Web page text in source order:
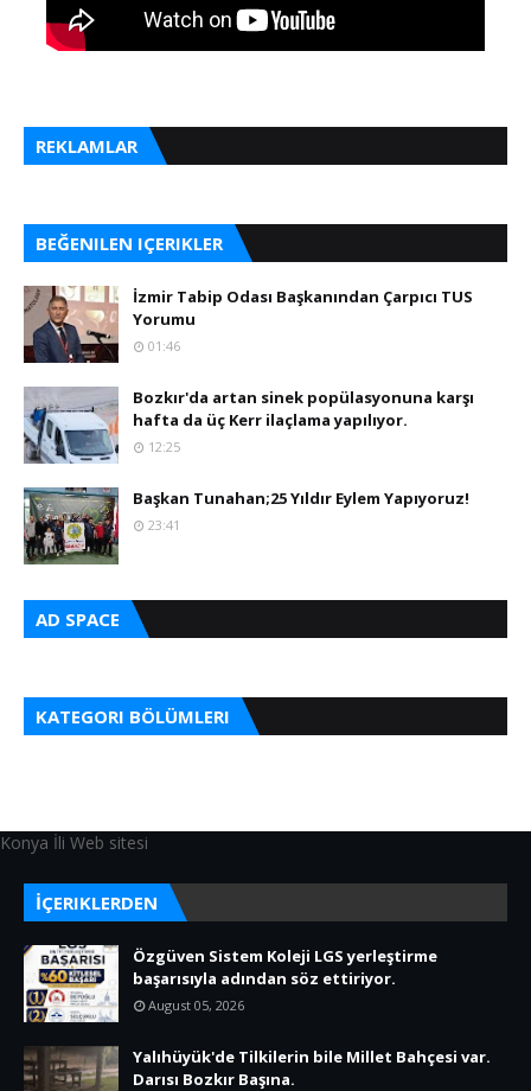
REKLAMLAR
BEĞENILEN IÇERIKLER
İzmir Tabip Odası Başkanından Çarpıcı TUS
Yorumu
01:46
Bozkır'da artan sinek popülasyonuna karşı
hafta da üç Kerr ilaçlama yapılıyor.
12:25
Başkan Tunahan;25 Yıldır Eylem Yapıyoruz!
23:41
AD SPACE
KATEGORI BÖLÜMLERI
Konya İli Web sitesi
İÇERIKLERDEN
Özgüven Sistem Koleji LGS yerleştirme
başarısıyla adından söz ettiriyor.
August 05, 2026
Yalıhüyük'de Tilkilerin bile Millet Bahçesi var.
Darısı Bozkır Başına.